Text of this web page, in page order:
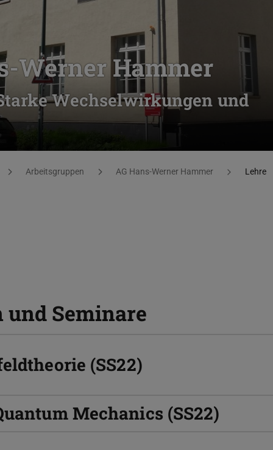
Werner Hammer
Wechselwirkungen und
Arbeitsgruppen AG Hans-Werner Hammer Lehre
und Seminare
(SS22)
Mechanics (SS22)